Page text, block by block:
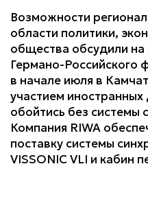
Возможности
области политики,
общества обсудили
Германо-Российского
в начале июля в
участием
обойтись без системы
Компания RIWA
поставку системы
VISSONIC VLI и кабин